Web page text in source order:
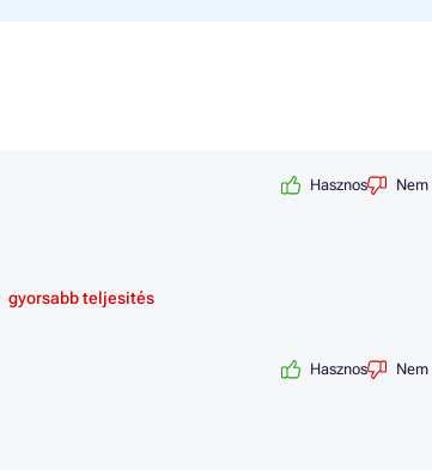
Hasznos Nem
gyorsabb teljesités
Hasznos Nem